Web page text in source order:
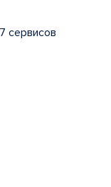
сервисов